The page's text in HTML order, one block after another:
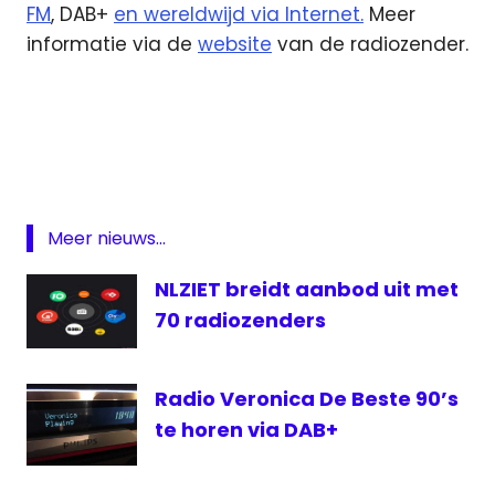
FM, DAB+ en wereldwijd via Internet. Meer
informatie via de website van de radiozender.
Ochtendshow
Radio
JND
Bakker
Meer nieuws...
NLZIET breidt aanbod uit met
70 radiozenders
Radio Veronica De Beste 90’s
te horen via DAB+